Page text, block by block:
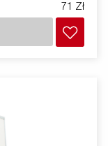
71 Zł